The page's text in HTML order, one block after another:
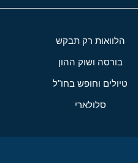
הלוואות רק תבקש
בורסה ושוק ההון
טיולים וחופש בחו"ל
סלולארי